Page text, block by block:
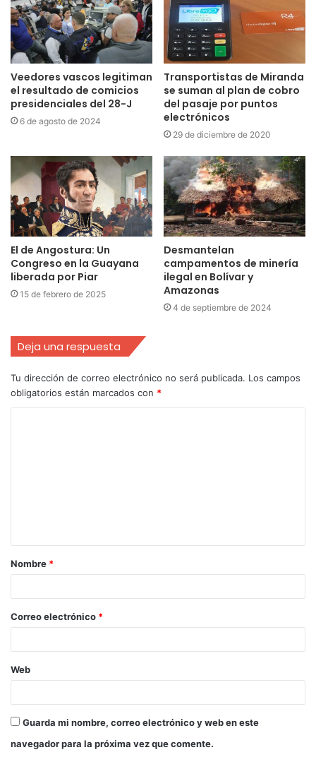
Veedores vascos legitiman
el resultado de comicios
presidenciales del 28-J
6 de agosto de 2024
Transportistas de Miranda
se suman al plan de cobro
del pasaje por puntos
electrónicos
29 de diciembre de 2020
El de Angostura: Un
Congreso en la Guayana
liberada por Piar
15 de febrero de 2025
Desmantelan
campamentos de minería
ilegal en Bolívar y
Amazonas
4 de septiembre de 2024
Deja una respuesta
Tu dirección de correo electrónico no será publicada. Los campos
obligatorios están marcados con *
Nombre *
Correo electrónico *
Web
Guarda mi nombre, correo electrónico y web en este
navegador para la próxima vez que comente.